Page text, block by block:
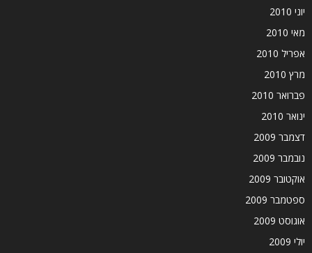
יוני 2010
מאי 2010
אפריל 2010
מרץ 2010
פברואר 2010
ינואר 2010
דצמבר 2009
נובמבר 2009
אוקטובר 2009
ספטמבר 2009
אוגוסט 2009
יולי 2009